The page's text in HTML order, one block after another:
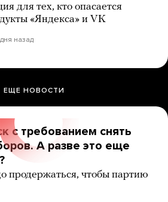
для тех, кто опасается
«Яндекса» и VK
назад
ЕЩЕ НОВОСТИ
с требованием снять
А разве это еще
продержаться, чтобы партию